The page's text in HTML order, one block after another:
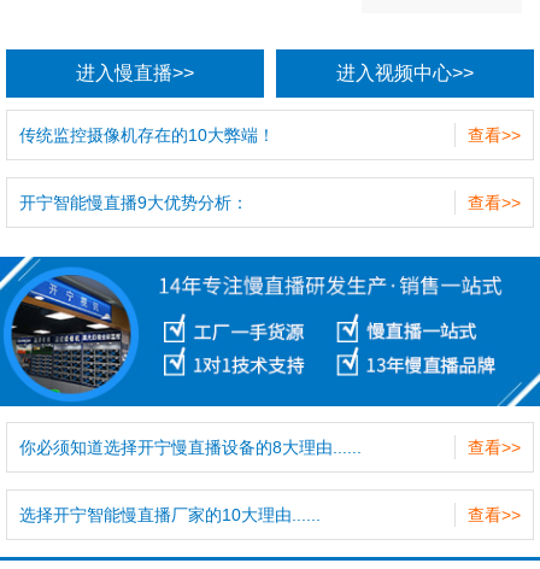
进入慢直播>> 进入视频中心>>
查看>>
传统监控摄像机存在的10大弊端！
查看>>
开宁智能慢直播9大优势分析：
查看>>
你必须知道选择开宁慢直播设备的8大理由......
查看>>
选择开宁智能慢直播厂家的10大理由......